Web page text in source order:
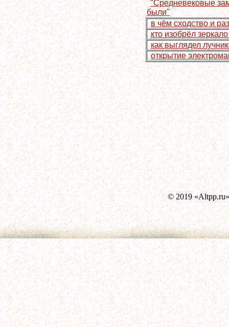
"Средневековые
были"
в чём сходство и
кто изобрёл
как выглядел
открытие
© 2019